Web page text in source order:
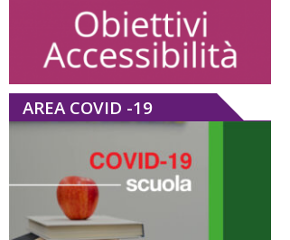
AREA COVID -19